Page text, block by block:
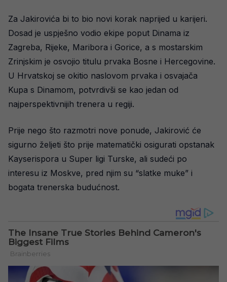
Za Jakirovića bi to bio novi korak naprijed u karijeri.
Dosad je uspješno vodio ekipe poput Dinama iz
Zagreba, Rijeke, Maribora i Gorice, a s mostarskim
Zrinjskim je osvojio titulu prvaka Bosne i Hercegovine.
U Hrvatskoj se okitio naslovom prvaka i osvajača
Kupa s Dinamom, potvrdivši se kao jedan od
najperspektivnijih trenera u regiji.
Prije nego što razmotri nove ponude, Jakirović će
sigurno željeti što prije matematički osigurati opstanak
Kayserispora u Super ligi Turske, ali sudeći po
interesu iz Moskve, pred njim su “slatke muke” i
bogata trenerska budućnost.